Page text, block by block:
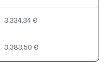
3.334,34 €
3.383,50 €